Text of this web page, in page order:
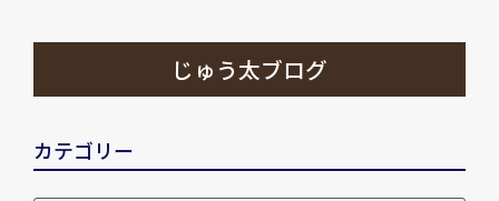
じゅう太ブログ
カテゴリー